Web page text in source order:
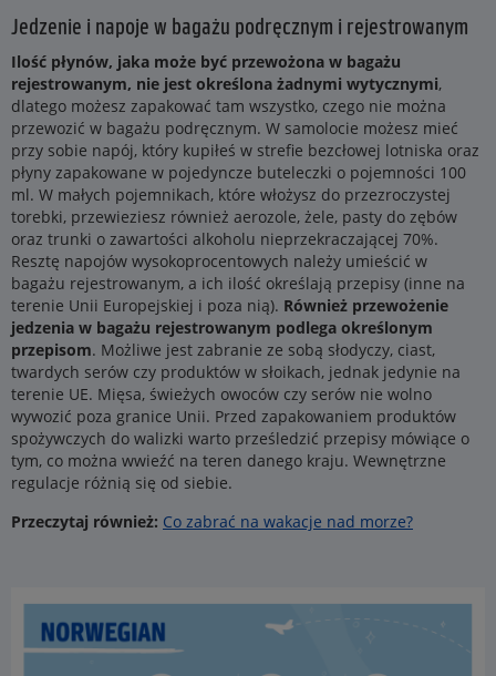
Jedzenie i napoje w bagażu podręcznym i rejestrowanym
Ilość płynów, jaka może być przewożona w bagażu
rejestrowanym, nie jest określona żadnymi wytycznymi,
dlatego możesz zapakować tam wszystko, czego nie można
przewozić w bagażu podręcznym. W samolocie możesz mieć
przy sobie napój, który kupiłeś w strefie bezcłowej lotniska oraz
płyny zapakowane w pojedyncze buteleczki o pojemności 100
ml. W małych pojemnikach, które włożysz do przezroczystej
torebki, przewieziesz również aerozole, żele, pasty do zębów
oraz trunki o zawartości alkoholu nieprzekraczającej 70%.
Resztę napojów wysokoprocentowych należy umieścić w
bagażu rejestrowanym, a ich ilość określają przepisy (inne na
terenie Unii Europejskiej i poza nią). Również przewożenie
jedzenia w bagażu rejestrowanym podlega określonym
przepisom. Możliwe jest zabranie ze sobą słodyczy, ciast,
twardych serów czy produktów w słoikach, jednak jedynie na
terenie UE. Mięsa, świeżych owoców czy serów nie wolno
wywozić poza granice Unii. Przed zapakowaniem produktów
spożywczych do walizki warto prześledzić przepisy mówiące o
tym, co można wwieźć na teren danego kraju. Wewnętrzne
regulacje różnią się od siebie.
Przeczytaj również: Co zabrać na wakacje nad morze?